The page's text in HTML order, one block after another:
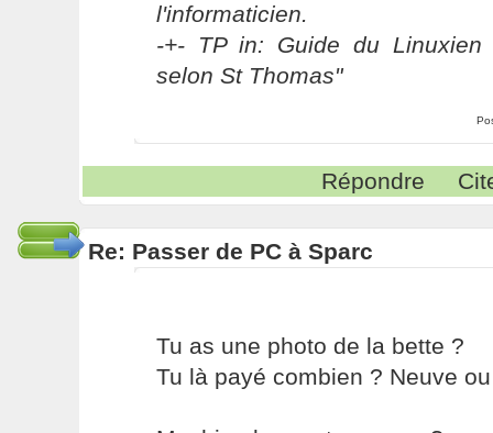
l'informaticien.
-+- TP in: Guide du Linuxien
selon St Thomas"
Répondre
Re: Passer de PC à Sparc
Tu as une photo de la bette ?
Tu là payé combien ? Neuve